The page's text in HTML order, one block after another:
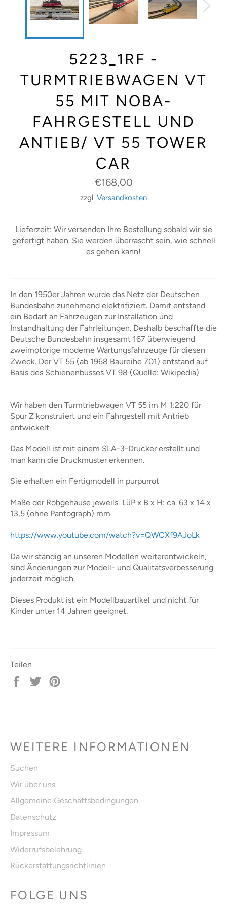
5223_1RF -
TURMTRIEBWAGEN VT
55 MIT NOBA-
FAHRGESTELL UND
ANTIEB/ VT 55 TOWER
CAR
Normaler
Preis
€168,00
zzgl. Versandkosten
Lieferzeit: Wir versenden Ihre Bestellung sobald wir sie
gefertigt haben. Sie werden überrascht sein, wie schnell
es gehen kann!
In den 1950er Jahren wurde das Netz der Deutschen
Bundesbahn zunehmend elektrifiziert. Damit entstand
ein Bedarf an Fahrzeugen zur Installation und
Instandhaltung der Fahrleitungen. Deshalb beschaffte die
Deutsche Bundesbahn insgesamt 167 überwiegend
zweimotorige moderne Wartungsfahrzeuge für diesen
Zweck. Der VT 55 (ab 1968 Baureihe 701) entstand auf
Basis des Schienenbusses VT 98 (Quelle: Wikipedia)
Wir haben den Turmtriebwagen VT 55 im M 1:220 für
Spur Z konstruiert und ein Fahrgestell mit Antrieb
entwickelt.
Das Modell ist mit einem SLA-3-Drucker erstellt und
man kann die Druckmuster erkennen.
Sie erhalten ein Fertigmodell in purpurrot
Maße der Rohgehäuse jeweils LüP x B x H: ca. 63 x 14 x
13,5 (ohne Pantograph) mm
https://www.youtube.com/watch?v=QWCXf9AJoLk
Da wir ständig an unseren Modellen weiterentwickeln,
sind Änderungen zur Modell- und Qualitätsverbesserung
jederzeit möglich.
Dieses Produkt ist ein Modellbauartikel und nicht für
Kinder unter 14 Jahren geeignet.
Teilen
Auf
Auf
WEITERE INFORMATIONEN
Suchen
Wir über uns
Allgemeine Geschäftsbedingungen
Datenschutz
Impressum
Widerrufsbelehrung
Rückerstattungsrichtlinien
FOLGE UNS